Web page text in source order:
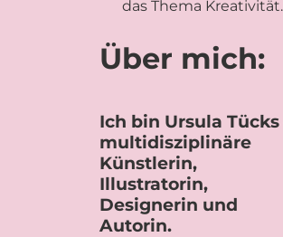
Über mich:
Ich bin Ursula Tücks
multidisziplinäre
Künstlerin,
Illustratorin,
Designerin und
Autorin.